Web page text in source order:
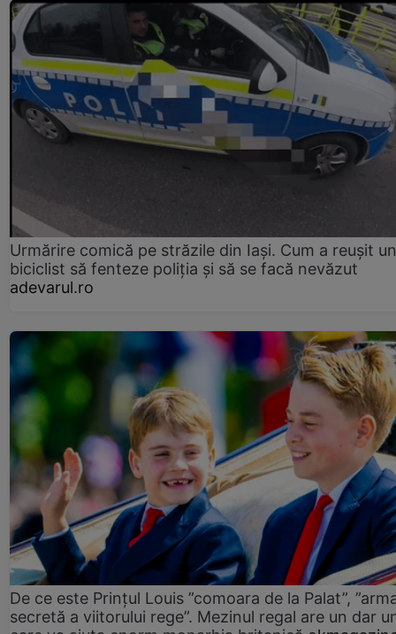
Urmărire comică pe străzile din Iași. Cum a reușit un
biciclist să fenteze poliția și să se facă nevăzut
adevarul.ro
De ce este Prințul Louis ”comoara de la Palat”,
secretă a viitorului rege”. Mezinul regal are un dar